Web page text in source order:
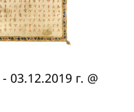
- 03.12.2019 г. @